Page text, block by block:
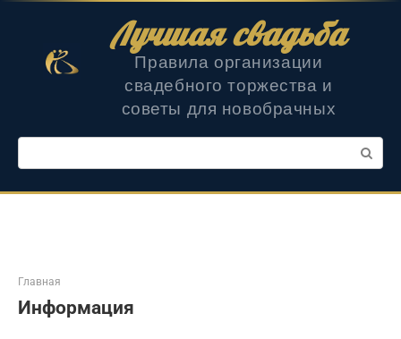
Лучшая свадьба
Правила организации
свадебного торжества и
советы для новобрачных
Поиск:
Главная
Информация